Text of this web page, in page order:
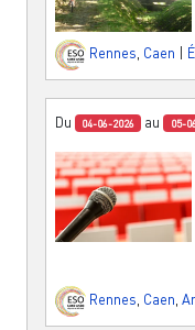
Rennes Caen
Du 04-06-2026 au 05-
Rennes Caen